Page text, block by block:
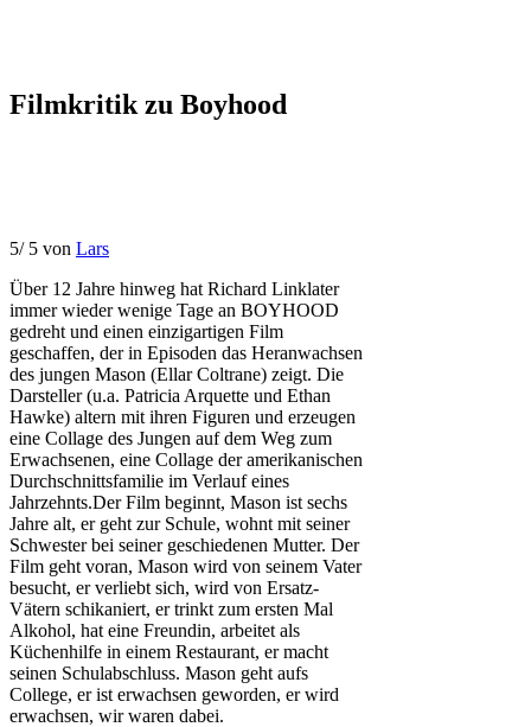
Filmkritik zu Boyhood
5/ 5 von Lars
Über 12 Jahre hinweg hat Richard Linklater
immer wieder wenige Tage an BOYHOOD
gedreht und einen einzigartigen Film
geschaffen, der in Episoden das Heranwachsen
des jungen Mason (Ellar Coltrane) zeigt. Die
Darsteller (u.a. Patricia Arquette und Ethan
Hawke) altern mit ihren Figuren und erzeugen
eine Collage des Jungen auf dem Weg zum
Erwachsenen, eine Collage der amerikanischen
Durchschnittsfamilie im Verlauf eines
Jahrzehnts.Der Film beginnt, Mason ist sechs
Jahre alt, er geht zur Schule, wohnt mit seiner
Schwester bei seiner geschiedenen Mutter. Der
Film geht voran, Mason wird von seinem Vater
besucht, er verliebt sich, wird von Ersatz-
Vätern schikaniert, er trinkt zum ersten Mal
Alkohol, hat eine Freundin, arbeitet als
Küchenhilfe in einem Restaurant, er macht
seinen Schulabschluss. Mason geht aufs
College, er ist erwachsen geworden, er wird
erwachsen, wir waren dabei.